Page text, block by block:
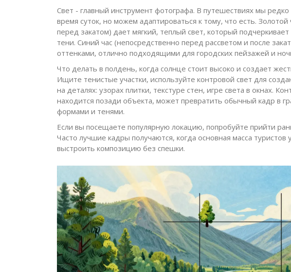
Свет - главный инструмент фотографа. В путешествиях мы
время суток, но можем адаптироваться к тому, что есть. Золотой
перед закатом) дает мягкий, теплый свет, который
тени. Синий час (непосредственно перед рассветом и после
оттенками, отлично подходящими для городских пейзажей и
Что делать в полдень, когда солнце стоит высоко и создает
Ищите тенистые участки, используйте контровой свет для
на деталях: узорах плитки, текстуре стен, игре света в окнах.
находится позади объекта, может превратить обычный кадр в
формами и тенями.
Если вы посещаете популярную локацию, попробуйте прийти
Часто лучшие кадры получаются, когда основная масса
выстроить композицию без спешки.